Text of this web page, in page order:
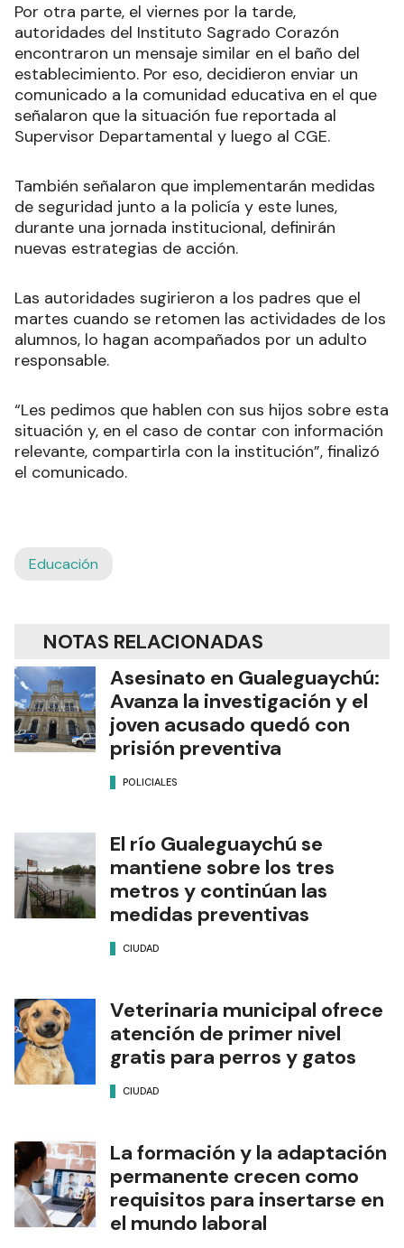
Por otra parte, el viernes por la tarde,
autoridades del Instituto Sagrado Corazón
encontraron un mensaje similar en el baño del
establecimiento. Por eso, decidieron enviar un
comunicado a la comunidad educativa en el que
señalaron que la situación fue reportada al
Supervisor Departamental y luego al CGE.
También señalaron que implementarán medidas
de seguridad junto a la policía y este lunes,
durante una jornada institucional, definirán
nuevas estrategias de acción.
Las autoridades sugirieron a los padres que el
martes cuando se retomen las actividades de los
alumnos, lo hagan acompañados por un adulto
responsable.
“Les pedimos que hablen con sus hijos sobre esta
situación y, en el caso de contar con información
relevante, compartirla con la institución”, finalizó
el comunicado.
Educación
NOTAS RELACIONADAS
Asesinato en Gualeguaychú:
Avanza la investigación y el
joven acusado quedó con
prisión preventiva
POLICIALES
El río Gualeguaychú se
mantiene sobre los tres
metros y continúan las
medidas preventivas
CIUDAD
Veterinaria municipal ofrece
atención de primer nivel
gratis para perros y gatos
CIUDAD
La formación y la adaptación
permanente crecen como
requisitos para insertarse en
el mundo laboral